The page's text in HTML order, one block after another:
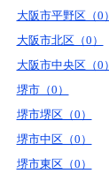
大阪市平野区（0）
大阪市北区（0）
大阪市中央区（0）
堺市（0）
堺市堺区（0）
堺市中区（0）
堺市東区（0）